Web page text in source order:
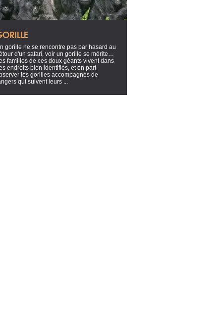
gorille ne se rencontre pas par hasard au
d'un safari, voir un gorille se mérite…
familles de ces doux géants vivent dans
endroits bien identifiés, et on part
les gorilles accompagnés de
qui suivent leurs ...